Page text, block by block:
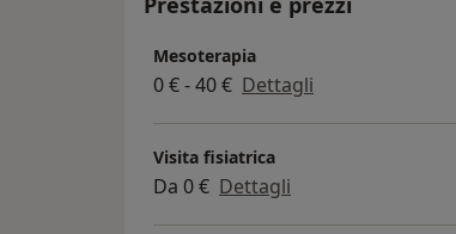
Mesoterapia
0 € - 40 € Dettagli
Visita fisiatrica
Da 0 € Dettagli